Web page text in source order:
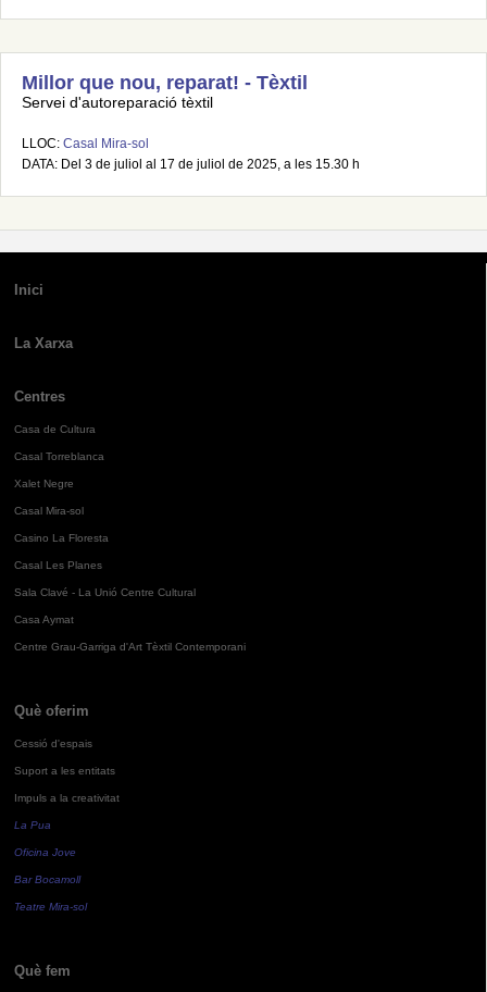
Millor que nou, reparat! - Tèxtil
Servei d'autoreparació tèxtil
LLOC: Casal Mira-sol
DATA: Del 3 de juliol al 17 de juliol de 2025, a les 15.30 h
Inici
La Xarxa
Centres
Casa de Cultura
Casal Torreblanca
Xalet Negre
Casal Mira-sol
Casino La Floresta
Casal Les Planes
Sala Clavé - La Unió Centre Cultural
Casa Aymat
Centre Grau-Garriga d'Art Tèxtil Contemporani
Què oferim
Cessió d'espais
Suport a les entitats
Impuls a la creativitat
La Pua
Oficina Jove
Bar Bocamoll
Teatre Mira-sol
Què fem